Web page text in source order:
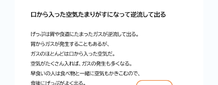
商品情報